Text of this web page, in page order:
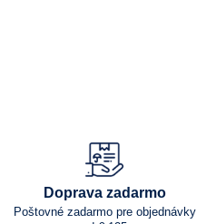
Doprava zadarmo
Poštovné zadarmo pre objednávky